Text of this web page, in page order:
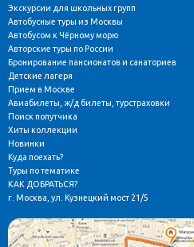
Экскурсии для школьных групп
Автобусные туры из Москвы
Автобусом к Чёрному морю
Авторские туры по России
Бронирование пансионатов и санаториев
Детские лагеря
Прием в Москве
Авиабилеты, ж/д билеты, турстраховки
Поиск попутчика
Хиты коллекции
Новинки
Куда поехать?
Туры по тематике
КАК ДОБРАТЬСЯ?
г. Москва, ул. Кузнецкий мост 21/5